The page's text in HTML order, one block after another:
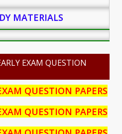
MATERIALS
EXAM QUESTION
QUESTION PAPERS
QUESTION PAPERS